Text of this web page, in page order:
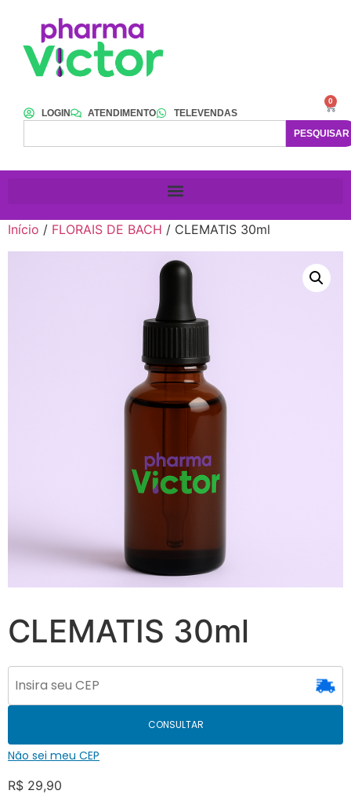
LOGIN ATENDIMENTO
TELEVENDAS
PESQUISAR
0
Início / FLORAIS DE BACH / CLEMATIS 30ml
CLEMATIS 30ml
CONSULTAR
Não sei meu CEP
R$ 29,90